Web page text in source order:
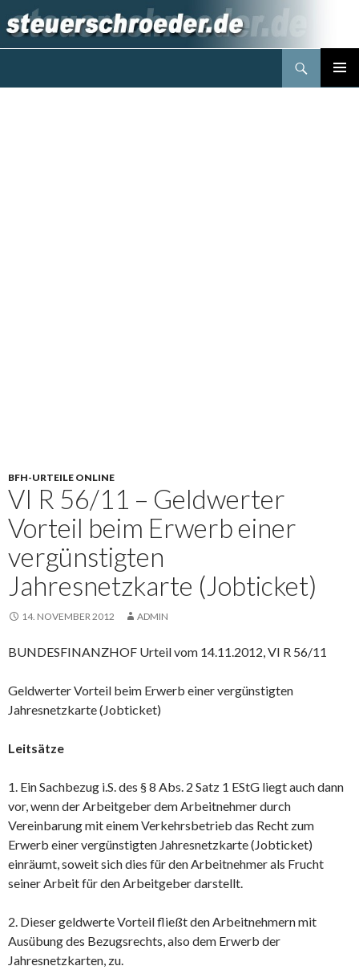
BFH-URTEILE ONLINE
VI R 56/11 – Geldwerter
Vorteil beim Erwerb einer
vergünstigten
Jahresnetzkarte (Jobticket)
14. NOVEMBER 2012 ADMIN
BUNDESFINANZHOF Urteil vom 14.11.2012, VI R 56/11
Geldwerter Vorteil beim Erwerb einer vergünstigten
Jahresnetzkarte (Jobticket)
Leitsätze
1. Ein Sachbezug i.S. des § 8 Abs. 2 Satz 1 EStG liegt auch dann
vor, wenn der Arbeitgeber dem Arbeitnehmer durch
Vereinbarung mit einem Verkehrsbetrieb das Recht zum
Erwerb einer vergünstigten Jahresnetzkarte (Jobticket)
einräumt, soweit sich dies für den Arbeitnehmer als Frucht
seiner Arbeit für den Arbeitgeber darstellt.
2. Dieser geldwerte Vorteil fließt den Arbeitnehmern mit
Ausübung des Bezugsrechts, also dem Erwerb der
Jahresnetzkarten, zu.